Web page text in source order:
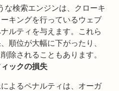
な検索エンジンは、クローキ
キングを行っているウェブ
ルティを与えます。これら
順位が大幅に下がったり、
除されることもあります。
ックの損失
よるペナルティは、オーガ